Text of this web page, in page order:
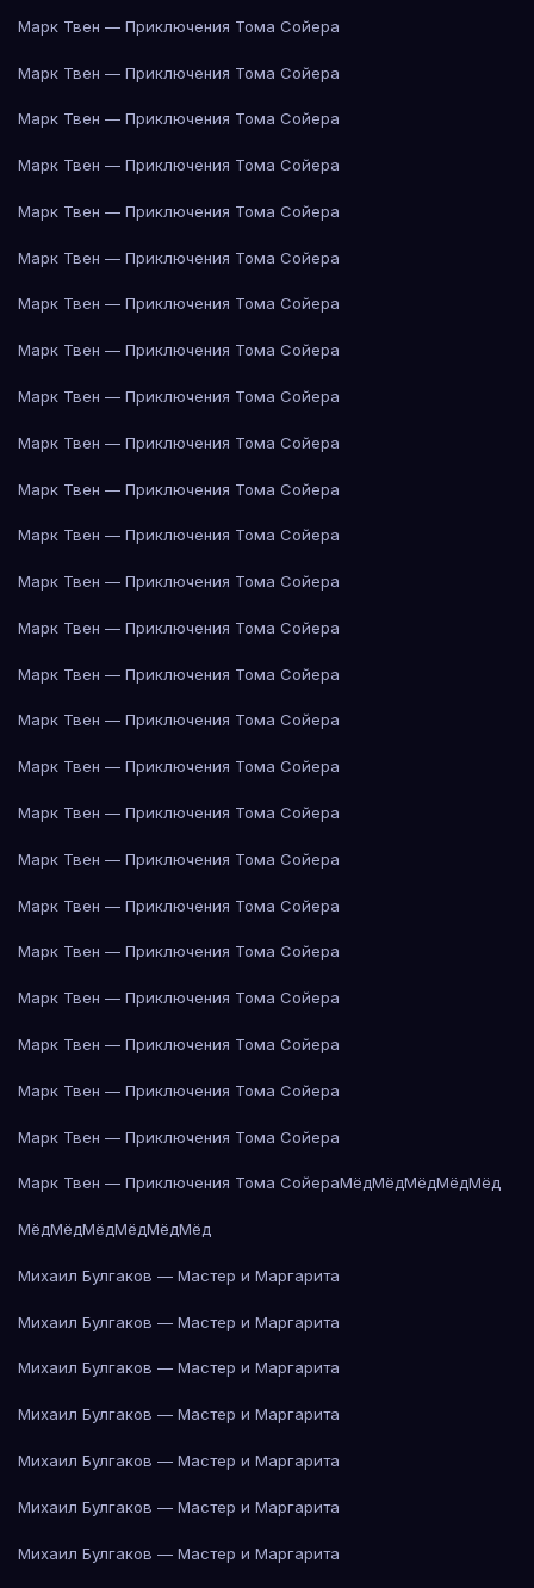
Марк Твен — Приключения Тома Сойера
Марк Твен — Приключения Тома Сойера
Марк Твен — Приключения Тома Сойера
Марк Твен — Приключения Тома Сойера
Марк Твен — Приключения Тома Сойера
Марк Твен — Приключения Тома Сойера
Марк Твен — Приключения Тома Сойера
Марк Твен — Приключения Тома Сойера
Марк Твен — Приключения Тома Сойера
Марк Твен — Приключения Тома Сойера
Марк Твен — Приключения Тома Сойера
Марк Твен — Приключения Тома Сойера
Марк Твен — Приключения Тома Сойера
Марк Твен — Приключения Тома Сойера
Марк Твен — Приключения Тома Сойера
Марк Твен — Приключения Тома Сойера
Марк Твен — Приключения Тома Сойера
Марк Твен — Приключения Тома Сойера
Марк Твен — Приключения Тома Сойера
Марк Твен — Приключения Тома Сойера
Марк Твен — Приключения Тома Сойера
Марк Твен — Приключения Тома Сойера
Марк Твен — Приключения Тома Сойера
Марк Твен — Приключения Тома Сойера
Марк Твен — Приключения Тома Сойера
Марк Твен — Приключения Тома СойераМёдМёдМёдМёдМёд
МёдМёдМёдМёдМёдМёд
Михаил Булгаков — Мастер и Маргарита
Михаил Булгаков — Мастер и Маргарита
Михаил Булгаков — Мастер и Маргарита
Михаил Булгаков — Мастер и Маргарита
Михаил Булгаков — Мастер и Маргарита
Михаил Булгаков — Мастер и Маргарита
Михаил Булгаков — Мастер и Маргарита